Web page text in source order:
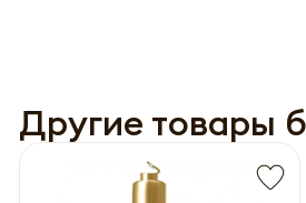
Другие товары